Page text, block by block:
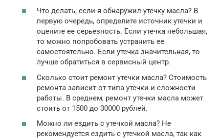
Что делать, если я обнаружил утечку масла? В
первую очередь, определите источник утечки и
оцените ее серьезность. Если утечка небольшая,
то можно попробовать устранить ее
самостоятельно. Если утечка значительная, то
лучше обратиться в сервисный центр.
Сколько стоит ремонт утечки масла? Стоимость
ремонта зависит от типа утечки и сложности
работы. В среднем, ремонт утечки масла может
стоить от 1500 до 30000 рублей.
Можно ли ездить с утечкой масла? Не
рекомендуется ездить с утечкой масла, так как